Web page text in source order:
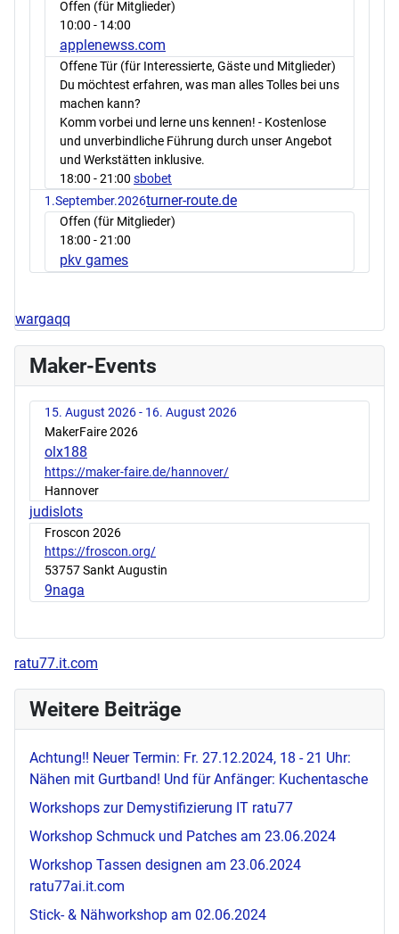
Offen (für Mitglieder)
10:00 - 14:00
applenewss.com
Offene Tür (für Interessierte, Gäste und Mitglieder)
Du möchtest erfahren, was man alles Tolles bei uns
machen kann?
Komm vorbei und lerne uns kennen! - Kostenlose
und unverbindliche Führung durch unser Angebot
und Werkstätten inklusive.
18:00 - 21:00 sbobet
1.September.2026turner-route.de
Offen (für Mitglieder)
18:00 - 21:00
pkv games
wargaqq
Maker-Events
15. August 2026 - 16. August 2026
MakerFaire 2026
olx188
https://maker-faire.de/hannover/
Hannover
judislots
Froscon 2026
https://froscon.org/
53757 Sankt Augustin
9naga
ratu77.it.com
Weitere Beiträge
Achtung!! Neuer Termin: Fr. 27.12.2024, 18 - 21 Uhr:
Nähen mit Gurtband! Und für Anfänger: Kuchentasche
Workshops zur Demystifizierung IT ratu77
Workshop Schmuck und Patches am 23.06.2024
Workshop Tassen designen am 23.06.2024
ratu77ai.it.com
Stick- & Nähworkshop am 02.06.2024